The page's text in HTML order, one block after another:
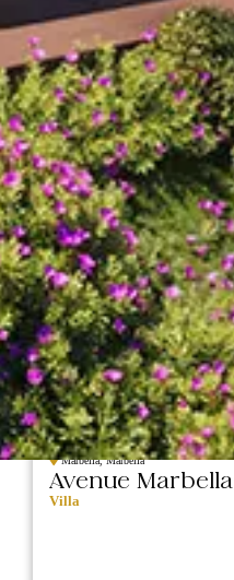
NIEUWBOUW
Marbella, Marbella
Avenue Marbella
Villa